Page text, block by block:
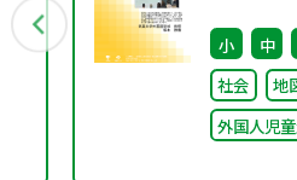
② ～「（
どもた
本語」～
小 中
社会
地
外国人児